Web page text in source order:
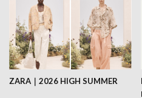
ZARA｜2026 HIGH SUMMER